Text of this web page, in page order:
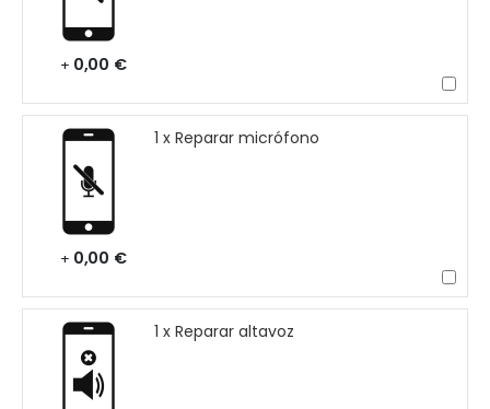
+ 0,00 €
1 x Reparar micrófono
+ 0,00 €
1 x Reparar altavoz